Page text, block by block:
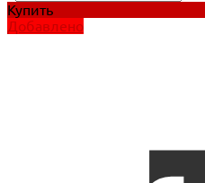
Купить
Добавлено